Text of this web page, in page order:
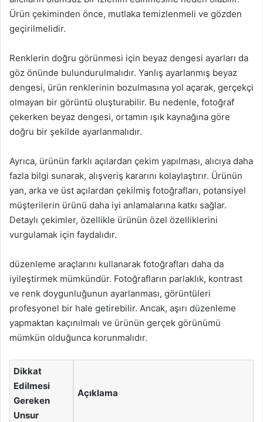
Ürün çekiminden önce, mutlaka temizlenmeli ve gözden
geçirilmelidir.
Renklerin doğru görünmesi için beyaz dengesi ayarları da
göz önünde bulundurulmalıdır. Yanlış ayarlanmış beyaz
dengesi, ürün renklerinin bozulmasına yol açarak, gerçekçi
olmayan bir görüntü oluşturabilir. Bu nedenle, fotoğraf
çekerken beyaz dengesi, ortamın ışık kaynağına göre
doğru bir şekilde ayarlanmalıdır.
Ayrıca, ürünün farklı açılardan çekim yapılması, alıcıya daha
fazla bilgi sunarak, alışveriş kararını kolaylaştırır. Ürünün
yan, arka ve üst açılardan çekilmiş fotoğrafları, potansiyel
müşterilerin ürünü daha iyi anlamalarına katkı sağlar.
Detaylı çekimler, özellikle ürünün özel özelliklerini
vurgulamak için faydalıdır.
düzenleme araçlarını kullanarak fotoğrafları daha da
iyileştirmek mümkündür. Fotoğrafların parlaklık, kontrast
ve renk doygunluğunun ayarlanması, görüntüleri
profesyonel bir hale getirebilir. Ancak, aşırı düzenleme
yapmaktan kaçınılmalı ve ürünün gerçek görünümü
mümkün olduğunca korunmalıdır.
Dikkat
Edilmesi
Gereken
Unsur
Açıklama